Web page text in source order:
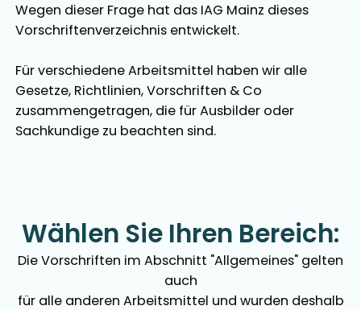
Wegen dieser Frage hat das IAG Mainz dieses
Vorschriftenverzeichnis entwickelt.
Für verschiedene Arbeitsmittel haben wir alle
Gesetze, Richtlinien, Vorschriften & Co
zusammengetragen, die für Ausbilder oder
Sachkundige zu beachten sind.
Wählen Sie Ihren Bereich:
Die Vorschriften im Abschnitt "Allgemeines" gelten
auch
für alle anderen Arbeitsmittel und wurden deshalb